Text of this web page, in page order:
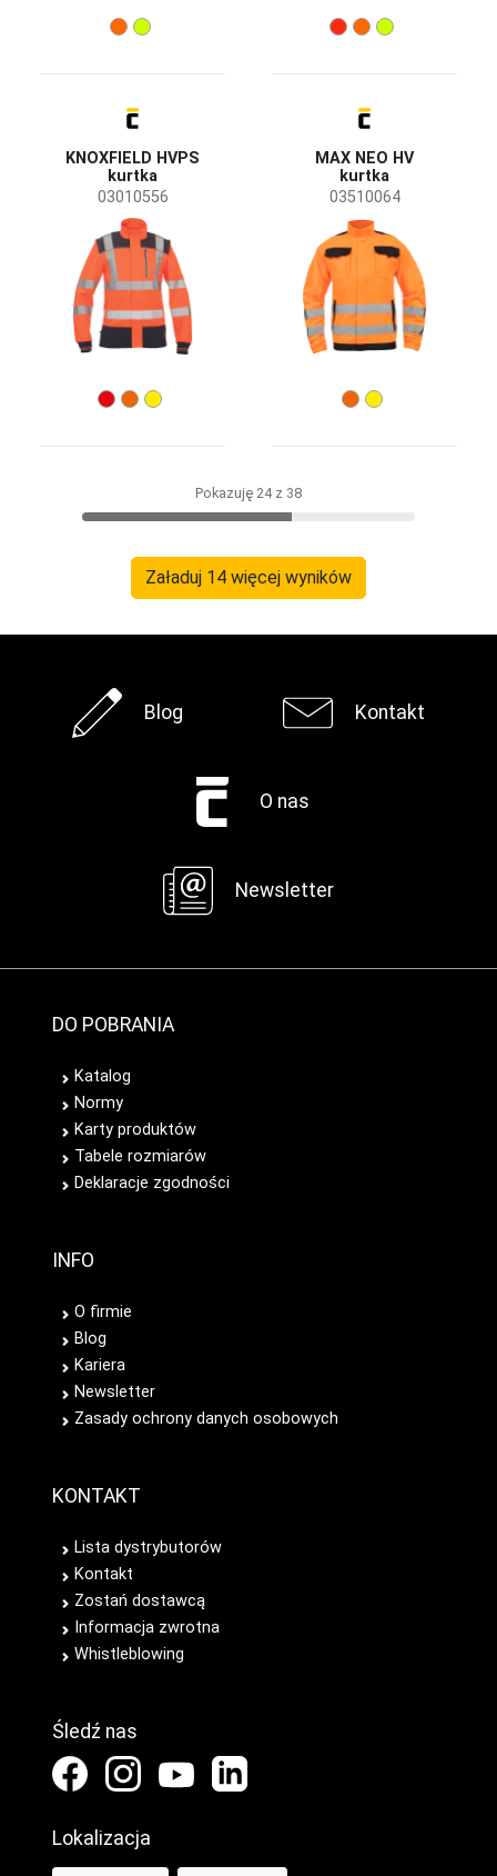
KNOXFIELD HVPS
kurtka
03010556
MAX NEO HV
kurtka
03510064
Pokazuję 24 z 38
Załaduj 14 więcej wyników
Blog Kontakt
O nas
Newsletter
DO POBRANIA
Katalog
Normy
Karty produktów
Tabele rozmiarów
Deklaracje zgodności
INFO
O firmie
Blog
Kariera
Newsletter
Zasady ochrony danych osobowych
KONTAKT
Lista dystrybutorów
Kontakt
Zostań dostawcą
Informacja zwrotna
Whistleblowing
Śledź nas
Lokalizacja